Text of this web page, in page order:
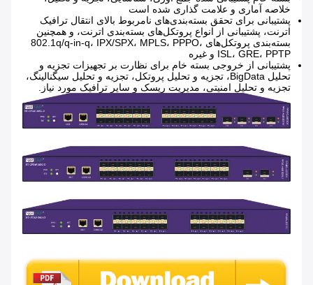
خلاصه آماری و علامت گذاری شده است
پشتیبانی برای تحقق بسته‌بندی‌های نامربوط بالای انتقال ترافیک
اترنت، پشتیبانی از انواع پروتکل‌های بسته‌بندی اترنت، و همچنین
بسته‌بندی پروتکل‌های 802.1q/q-in-q، IPX/SPX، MPLS، PPPO،
ISL، GRE، PPTP و غیره
پشتیبانی از خروجی بسته خام برای نظارت بر تجهیزات تجزیه و
تحلیل BigData، تجزیه و تحلیل پروتکل، تجزیه و تحلیل سیگنالینگ،
تجزیه و تحلیل امنیتی، مدیریت ریسک و سایر ترافیک مورد نیاز.